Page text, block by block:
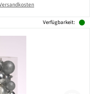
Verfügbarkeit: